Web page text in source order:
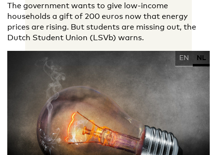
The government wants to give low-income
households a gift of 200 euros now that energy
prices are rising. But students are missing out, the
Dutch Student Union (LSVb) warns.
EN NL